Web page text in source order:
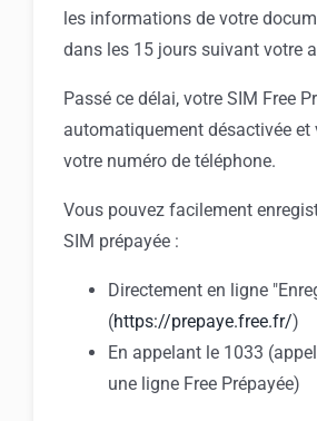
les informations de votre
dans les 15 jours suivant votre
Passé ce délai, votre SIM Free
automatiquement désactivée et
votre numéro de téléphone.
Vous pouvez facilement
SIM prépayée :
Directement en ligne
(https://prepaye.free.fr/)
En appelant le 1033
une ligne Free Prépayée)